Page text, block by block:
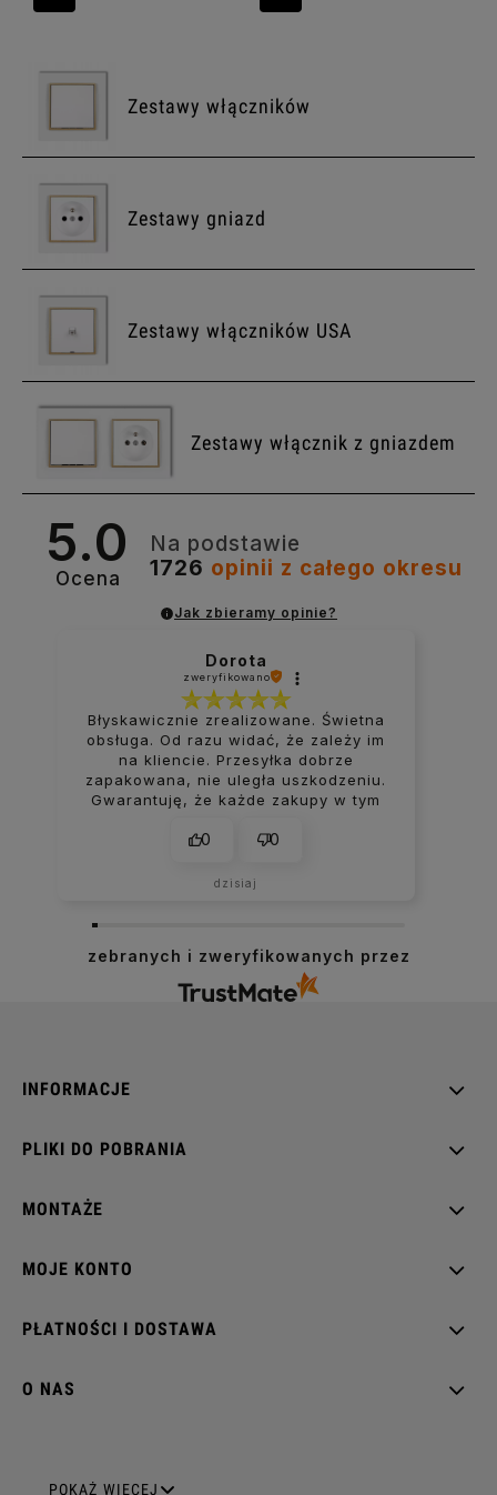
Zestawy włączników
Zestawy gniazd
Zestawy włączników USA
Zestawy włącznik z gniazdem
5.0
Ocena
Na podstawie
1726 opinii z całego okresu
Jak zbieramy opinie?
Dorota
zweryfikowano
Błyskawicznie zrealizowane. Świetna
obsługa. Od razu widać, że zależy im
na kliencie. Przesyłka dobrze
zapakowana, nie uległa uszkodzeniu.
Gwarantuję, że każde zakupy w tym
ustach.
0 0
dzisiaj
zebranych i zweryfikowanych przez
INFORMACJE
PLIKI DO POBRANIA
MONTAŻE
MOJE KONTO
PŁATNOŚCI I DOSTAWA
O NAS
GNIAZDA ELEKTRYCZNE
POKAŻ WIĘCEJ